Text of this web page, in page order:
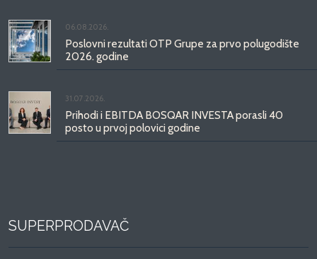
06.08.2026.
Poslovni rezultati OTP Grupe za prvo polugodište
2026. godine
31.07.2026.
Prihodi i EBITDA BOSQAR INVESTA porasli 40
posto u prvoj polovici godine
SUPERPRODAVAČ